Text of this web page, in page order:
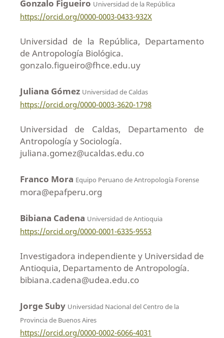
Gonzalo Figueiro Universidad de la República
https://orcid.org/0000-0003-0433-932X
Universidad de la República, Departamento
de Antropología Biológica.
gonzalo.figueiro@fhce.edu.uy
Juliana Gómez Universidad de Caldas
https://orcid.org/0000-0003-3620-1798
Universidad de Caldas, Departamento de
Antropología y Sociología.
juliana.gomez@ucaldas.edu.co
Franco Mora Equipo Peruano de Antropología Forense
mora@epafperu.org
Bibiana Cadena Universidad de Antioquia
https://orcid.org/0000-0001-6335-9553
Investigadora independiente y Universidad de
Antioquia, Departamento de Antropología.
bibiana.cadena@udea.edu.co
Jorge Suby Universidad Nacional del Centro de la
Provincia de Buenos Aires
https://orcid.org/0000-0002-6066-4031